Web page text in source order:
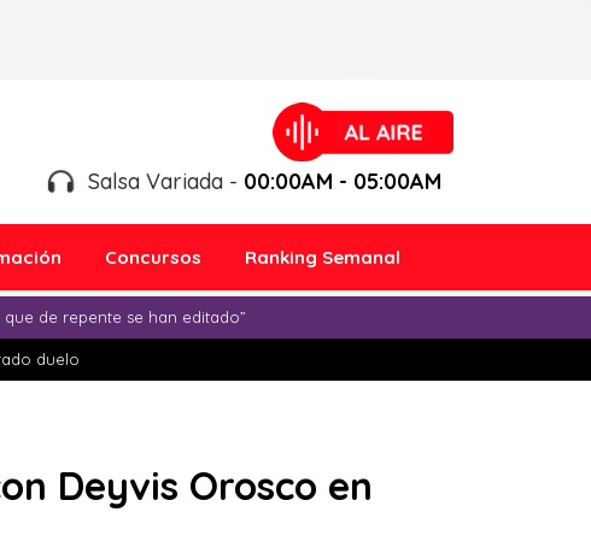
Salsa Variada - 00:00AM - 05:00AM
Concursos Ranking Semanal
de repente se han editado”
duelo
Deyvis Orosco en